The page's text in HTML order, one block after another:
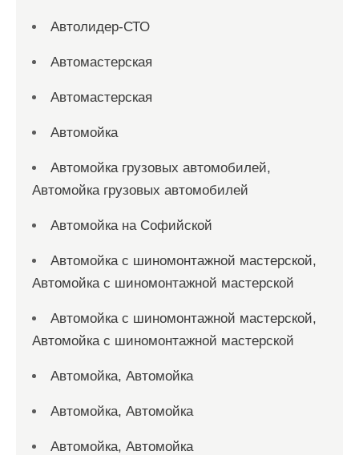
Автолидер-СТО
Автомастерская
Автомастерская
Автомойка
Автомойка грузовых автомобилей,
Автомойка грузовых автомобилей
Автомойка на Софийской
Автомойка с шиномонтажной мастерской,
Автомойка с шиномонтажной мастерской
Автомойка с шиномонтажной мастерской,
Автомойка с шиномонтажной мастерской
Автомойка, Автомойка
Автомойка, Автомойка
Автомойка, Автомойка